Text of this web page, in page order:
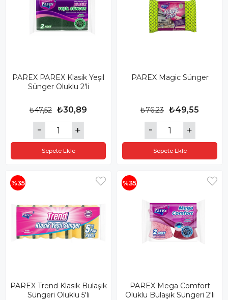
PAREX PAREX Klasik Yeşil
Sünger Oluklu 2’li
₺30,89
₺47,52
Sepete Ekle
PAREX Magic Sünger
₺49,55
₺76,23
Sepete Ekle
PAREX Trend Klasik Bulaşık
Süngeri Oluklu 5'li
%35
PAREX Mega Comfort
Oluklu Bulaşık Süngeri 2'li
%35